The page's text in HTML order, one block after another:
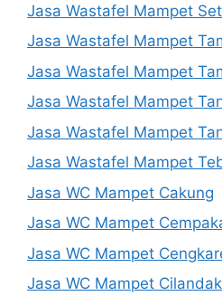
Jasa Wastafel Mampet
Jasa Wastafel Mampet
Jasa Wastafel Mampet
Jasa Wastafel Mampet
Jasa Wastafel Mampet
Jasa Wastafel Mampet
Jasa WC Mampet Cakung
Jasa WC Mampet
Jasa WC Mampet
Jasa WC Mampet Cilandak